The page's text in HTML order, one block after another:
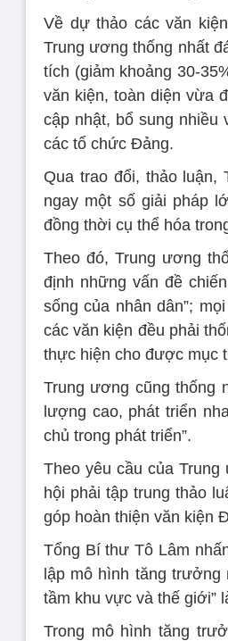
Về dự thảo các văn
Trung ương thống nhất
tích (giảm khoảng 30-
văn kiện, toàn diện vừa
cập nhật, bổ sung nhiều
các tổ chức Đảng.
Qua trao đổi, thảo luận,
ngay một số giải pháp
đồng thời cụ thể hóa
Theo đó, Trung ương
định những vấn đề
sống của nhân dân”;
các văn kiện đều phải
thực hiện cho được mục
Trung ương cũng thống
lượng cao, phát triển
chủ trong phát triển”.
Theo yêu cầu của
hội phải tập trung thảo
góp hoàn thiện văn kiện
Tổng Bí thư Tô Lâm
lập mô hình tăng trưởng
tầm khu vực và thế giới”
Trong mô hình tăng